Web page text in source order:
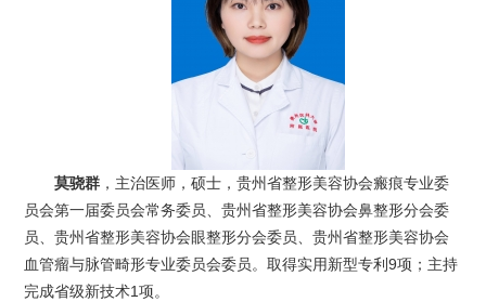
莫骁群 ，主治医师，硕士，贵州省整形美容协会瘢痕专业委
员会第一届委员会常务委员、贵州省整形美容协会鼻整形分会委
员、贵州省整形美容协会眼整形分会委员、贵州省整形美容协会
血管瘤与脉管畸形专业委员会委员。取得实用新型专利9项；主持
完成省级新技术1项。